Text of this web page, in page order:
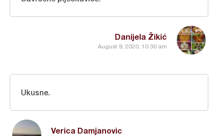
Danijela Žikić
August 9, 2020, 10:30 am
Verica Damjanovic
Ukusne.